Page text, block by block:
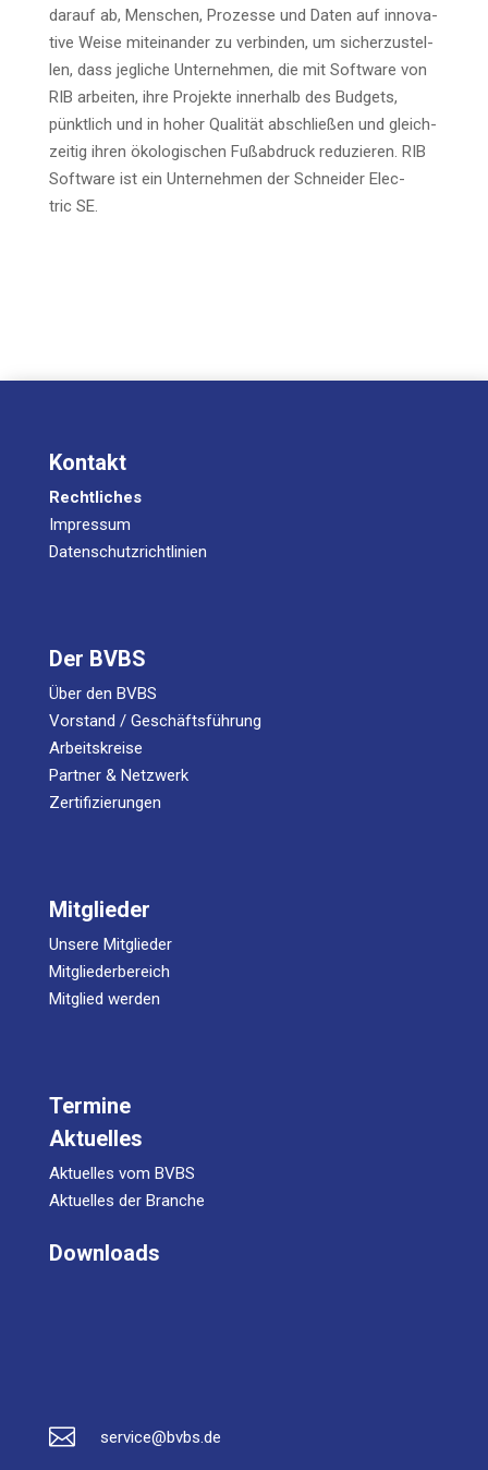
dar­auf ab, Men­schen, Pro­zes­se und Daten auf inno­va­
ti­ve Wei­se mit­ein­an­der zu ver­bin­den, um sicher­zu­stel­
len, dass jeg­li­che Unter­neh­men, die mit Soft­ware von
RIB arbei­ten, ihre Pro­jek­te inner­halb des Bud­gets,
pünkt­lich und in hoher Qua­li­tät abschlie­ßen und gleich­
zei­tig ihren öko­lo­gi­schen Fuß­ab­druck redu­zie­ren. RIB
Soft­ware ist ein Unter­neh­men der Schnei­der Elec­
tric SE.
Kontakt
Rechtliches
Impressum
Datenschutzrichtlinien
Der BVBS
Über den BVBS
Vorstand / Geschäftsführung
Arbeitskreise
Partner & Netzwerk
Zertifizierungen
Mitglieder
Unsere Mitglieder
Mitgliederbereich
Mitglied werden
Termine
Aktuelles
Aktuelles vom BVBS
Aktuelles der Branche
Downloads
 service@bvbs.de